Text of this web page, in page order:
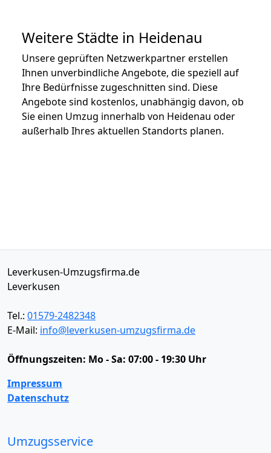
Weitere Städte in Heidenau
Unsere geprüften Netzwerkpartner erstellen
Ihnen unverbindliche Angebote, die speziell auf
Ihre Bedürfnisse zugeschnitten sind. Diese
Angebote sind kostenlos, unabhängig davon, ob
Sie einen Umzug innerhalb von Heidenau oder
außerhalb Ihres aktuellen Standorts planen.
Leverkusen-Umzugsfirma.de
Leverkusen
Tel.: 01579-2482348
E-Mail: info@leverkusen-umzugsfirma.de
Öffnungszeiten: Mo - Sa: 07:00 - 19:30 Uhr
Impressum
Datenschutz
Umzugsservice